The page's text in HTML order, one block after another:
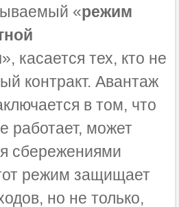
«режим
», касается тех, кто не
контракт. Авантаж
в том, что
работает, может
сбережениями
режим защищает
но не только,